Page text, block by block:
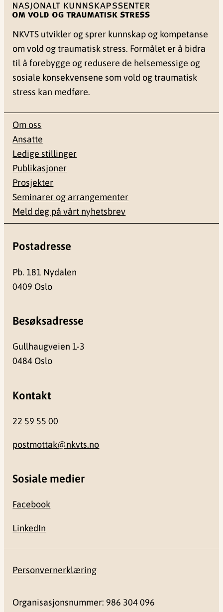
NKVTS utvikler og sprer kunnskap og kompetanse
om vold og traumatisk stress. Formålet er å bidra
til å forebygge og redusere de helsemessige og
sosiale konsekvensene som vold og traumatisk
stress kan medføre.
Om oss
Ansatte
Ledige stillinger
Publikasjoner
Prosjekter
Seminarer og arrangementer
Meld deg på vårt nyhetsbrev
Postadresse
Pb. 181 Nydalen
0409 Oslo
Besøksadresse
Gullhaugveien 1-3
0484 Oslo
Kontakt
22 59 55 00
postmottak@nkvts.no
Sosiale medier
Facebook
LinkedIn
Personvernerklæring
Organisasjonsnummer: 986 304 096